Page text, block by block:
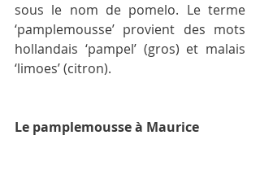
sous le nom de pomelo. Le terme
‘pamplemousse’ provient des mots
hollandais ‘pampel’ (gros) et malais
‘limoes’ (citron).
Le pamplemousse à Maurice